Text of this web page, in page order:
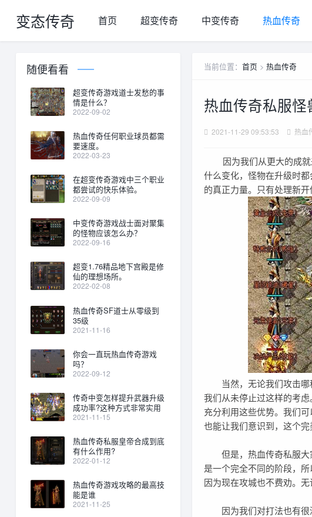
变态传奇 首页 超变传奇 中变传奇 热血传奇
当前位置： 首页 > 热血传奇
热血传奇私服
2021-11-29 09:53:53 热血
因为我们从更大的成就
什么变化，怪物在升级时
的真正力量。只有处理新开
当然，无论我们攻击哪
我们从未停止过这样的考
充分利用这些优势。我们
也能让我们意识到，这个完
但是，热血传奇私服大
是一个完全不同的阶段，
因为现在攻城也不费劝。
因为我们对打法也有很
随便看看
超变传奇游戏道士发愁的事
情是什么？
2022-09-02
热血传奇任何职业球员都需
要速度。
2022-03-23
在超变传奇游戏中三个职业
都尝试的快乐体验。
2022-09-09
中变传奇游戏战士面对聚集
的怪物应该怎么办？
2022-09-16
超变1.76精品地下宫殿是修
仙的理想场所。
2022-02-08
热血传奇SF道士从零级到
35级
2021-11-16
你会一直玩热血传奇游戏
吗？
2022-09-12
传奇中变怎样提升武器升级
成功率?这种方式非常实用
2021-11-15
热血传奇私服皇帝合成到底
有什么作用?
2022-01-12
热血传奇游戏攻略的最高技
能是谁
2021-11-25